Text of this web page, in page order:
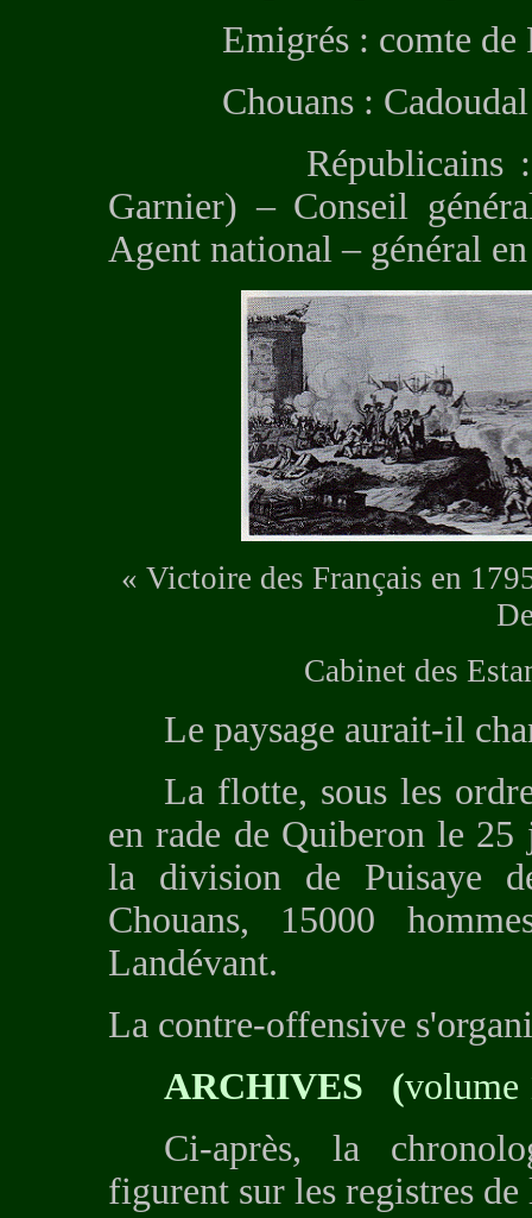
Emigrés : comte de
Chouans : Cadoudal
Républicains :
Garnier) – Conseil
Agent national – général
« Victoire des Français en
Cabinet des
Le paysage aurait-il
La flotte, sous les
en rade de Quiberon le
la division de Puisaye
Chouans, 15000
Landévant.
La contre-offensive
ARCHIVES
(volume
Ci-après, la
figurent sur les registres